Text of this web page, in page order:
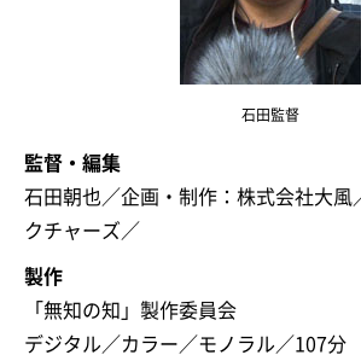
石田監督
監督・編集
石田朝也／企画・制作：株式会社大風
クチャーズ／
製作
「無知の知」製作委員会
デジタル／カラー／モノラル／107分